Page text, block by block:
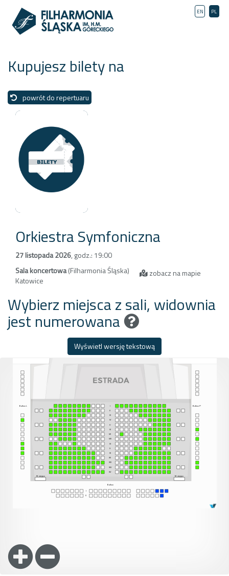
PL
EN
Kupujesz bilety na
powrót do repertuaru
Orkiestra Symfoniczna
27 listopada 2026, godz.: 19:00
Sala koncertowa(Filharmonia Śląska)
Katowice
zobacz na mapie
Wybierz miejsca z sali, widownia
jest numerowana
Wyświetl wersję tekstową